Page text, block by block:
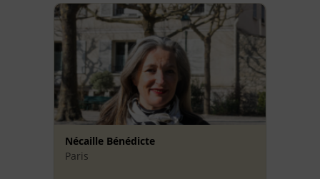
Nécaille Bénédicte
Paris